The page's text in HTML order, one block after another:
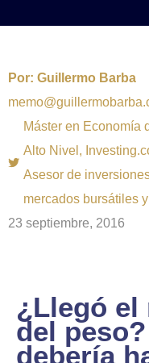
Por: Guillermo Barba
Máster en Economía
Alto Nivel,
Asesor de
mercados bursátiles
23 septiembre, 2016
¿Llegó
del
debería